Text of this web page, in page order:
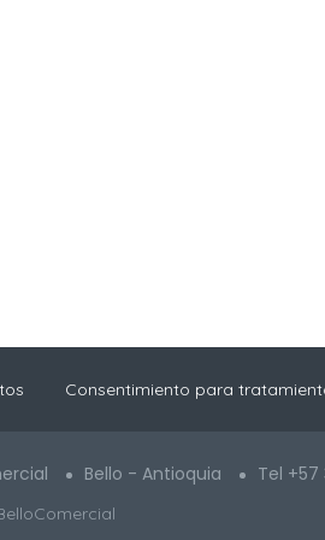
Consentimiento para
Bello - Antioquia Tel +57